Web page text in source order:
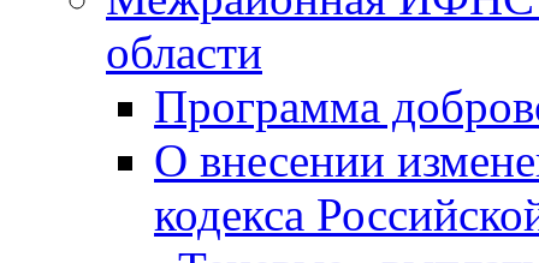
области
Программа
О внесении
кодекса